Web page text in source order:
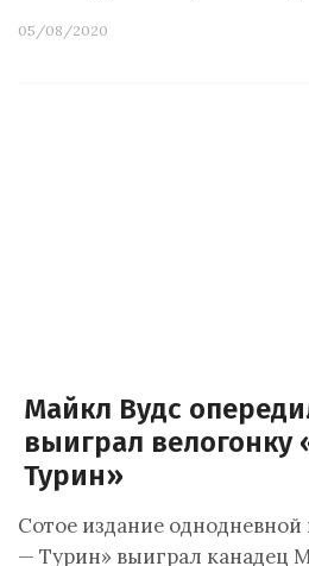
05/08/2020
Майкл Вудс
выиграл
Турин»
Сотое издание
— Турин» выиграл канадец